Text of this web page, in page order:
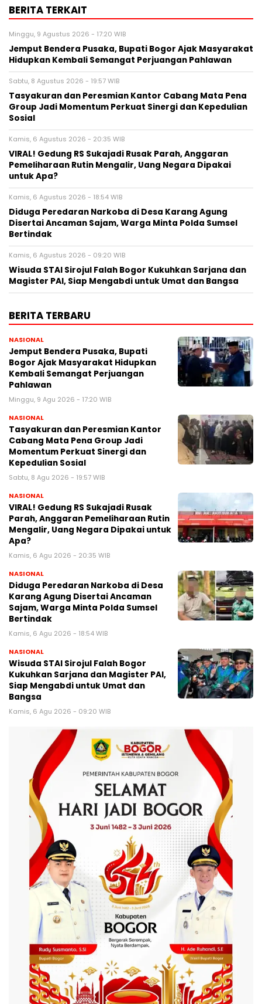
BERITA TERKAIT
Minggu, 9 Agustus 2026 - 17:20 WIB
Jemput Bendera Pusaka, Bupati Bogor Ajak Masyarakat
Hidupkan Kembali Semangat Perjuangan Pahlawan
Sabtu, 8 Agustus 2026 - 19:57 WIB
Tasyakuran dan Peresmian Kantor Cabang Mata Pena
Group Jadi Momentum Perkuat Sinergi dan Kepedulian
Sosial
Kamis, 6 Agustus 2026 - 20:35 WIB
VIRAL! Gedung RS Sukajadi Rusak Parah, Anggaran
Pemeliharaan Rutin Mengalir, Uang Negara Dipakai
untuk Apa?
Kamis, 6 Agustus 2026 - 18:54 WIB
Diduga Peredaran Narkoba di Desa Karang Agung
Disertai Ancaman Sajam, Warga Minta Polda Sumsel
Bertindak
Kamis, 6 Agustus 2026 - 09:20 WIB
Wisuda STAI Sirojul Falah Bogor Kukuhkan Sarjana dan
Magister PAI, Siap Mengabdi untuk Umat dan Bangsa
BERITA TERBARU
NASIONAL
Jemput Bendera Pusaka, Bupati
Bogor Ajak Masyarakat Hidupkan
Kembali Semangat Perjuangan
Pahlawan
Minggu, 9 Agu 2026 - 17:20 WIB
NASIONAL
Tasyakuran dan Peresmian Kantor
Cabang Mata Pena Group Jadi
Momentum Perkuat Sinergi dan
Kepedulian Sosial
Sabtu, 8 Agu 2026 - 19:57 WIB
NASIONAL
VIRAL! Gedung RS Sukajadi Rusak
Parah, Anggaran Pemeliharaan Rutin
Mengalir, Uang Negara Dipakai untuk
Apa?
Kamis, 6 Agu 2026 - 20:35 WIB
NASIONAL
Diduga Peredaran Narkoba di Desa
Karang Agung Disertai Ancaman
Sajam, Warga Minta Polda Sumsel
Bertindak
Kamis, 6 Agu 2026 - 18:54 WIB
NASIONAL
Wisuda STAI Sirojul Falah Bogor
Kukuhkan Sarjana dan Magister PAI,
Siap Mengabdi untuk Umat dan
Bangsa
Kamis, 6 Agu 2026 - 09:20 WIB